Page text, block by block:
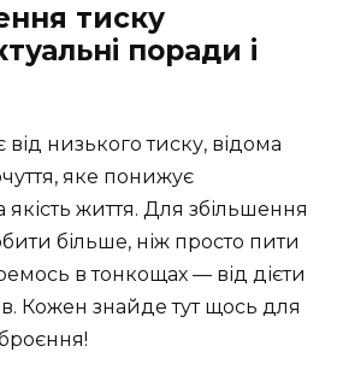
тиску
поради і
від низького тиску, відома
яке понижує
якість життя. Для збільшення
більше, ніж просто пити
в тонкощах — від дієти
Кожен знайде тут щось для